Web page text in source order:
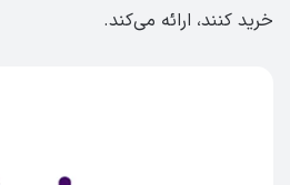
خرید کنند، ارائه می‌کند.